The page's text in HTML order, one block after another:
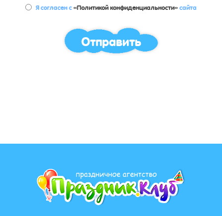
Я согласен с«Политикой конфиденциальности»сайта
Отправить